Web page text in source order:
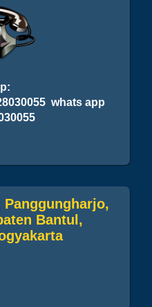
whats app
Panggungharjo,
Bantul,